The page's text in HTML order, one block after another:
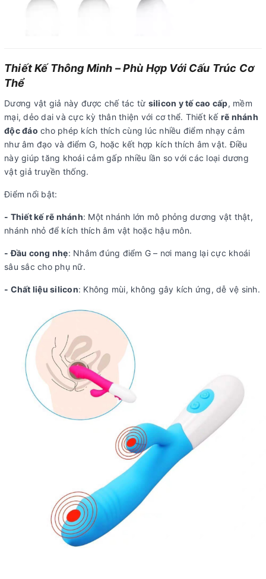
Thiết Kế Thông Minh – Phù Hợp Với Cấu Trúc Cơ
Thể
Dương vật giả này được chế tác từ silicon y tế cao cấp, mềm
mại, dẻo dai và cực kỳ thân thiện với cơ thể. Thiết kế rẽ nhánh
độc đáo cho phép kích thích cùng lúc nhiều điểm nhạy cảm
như âm đạo và điểm G, hoặc kết hợp kích thích âm vật. Điều
này giúp tăng khoái cảm gấp nhiều lần so với các loại dương
vật giả truyền thống.
Điểm nổi bật:
- Thiết kế rẽ nhánh: Một nhánh lớn mô phỏng dương vật thật,
nhánh nhỏ để kích thích âm vật hoặc hậu môn.
- Đầu cong nhẹ: Nhắm đúng điểm G – nơi mang lại cực khoái
sâu sắc cho phụ nữ.
- Chất liệu silicon: Không mùi, không gây kích ứng, dễ vệ sinh.